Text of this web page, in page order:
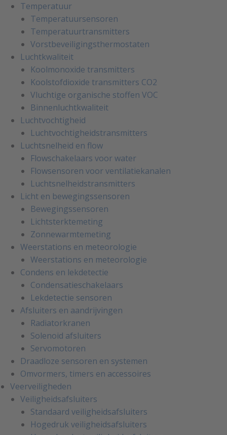
Temperatuur
Temperatuursensoren
Temperatuurtransmitters
Vorstbeveiligingsthermostaten
Luchtkwaliteit
Koolmonoxide transmitters
Koolstofdioxide transmitters CO2
Vluchtige organische stoffen VOC
Binnenluchtkwaliteit
Luchtvochtigheid
Luchtvochtigheidstransmitters
Luchtsnelheid en flow
Flowschakelaars voor water
Flowsensoren voor ventilatiekanalen
Luchtsnelheidstransmitters
Licht en bewegingssensoren
Bewegingssensoren
Lichtsterktemeting
Zonnewarmtemeting
Weerstations en meteorologie
Weerstations en meteorologie
Condens en lekdetectie
Condensatieschakelaars
Lekdetectie sensoren
Afsluiters en aandrijvingen
Radiatorkranen
Solenoid afsluiters
Servomotoren
Draadloze sensoren en systemen
Omvormers, timers en accessoires
Veerveiligheden
Veiligheidsafsluiters
Standaard veiligheidsafsluiters
Hogedruk veiligheidsafsluiters